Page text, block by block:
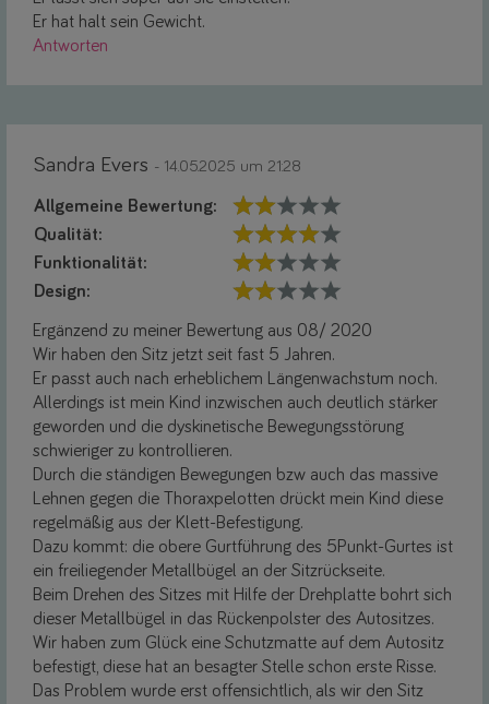
Er hat halt sein Gewicht.
Antworten
Sandra Evers - 14.05.2025 um 21:28
Allgemeine Bewertung:
Qualität:
Funktionalität:
Design:
Ergänzend zu meiner Bewertung aus 08/ 2020
Wir haben den Sitz jetzt seit fast 5 Jahren.
Er passt auch nach erheblichem Längenwachstum noch.
Allerdings ist mein Kind inzwischen auch deutlich stärker
geworden und die dyskinetische Bewegungsstörung
schwieriger zu kontrollieren.
Durch die ständigen Bewegungen bzw auch das massive
Lehnen gegen die Thoraxpelotten drückt mein Kind diese
regelmäßig aus der Klett-Befestigung.
Dazu kommt: die obere Gurtführung des 5Punkt-Gurtes ist
ein freiliegender Metallbügel an der Sitzrückseite.
Beim Drehen des Sitzes mit Hilfe der Drehplatte bohrt sich
dieser Metallbügel in das Rückenpolster des Autositzes.
Wir haben zum Glück eine Schutzmatte auf dem Autositz
befestigt, diese hat an besagter Stelle schon erste Risse.
Das Problem wurde erst offensichtlich, als wir den Sitz